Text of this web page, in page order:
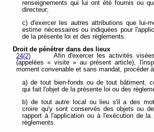
renseignements qui lui ont été fournis ou
directeur;
c) d'exercer les autres attributions que lui-
estime nécessaires ou indiquées pour
de la présente loi et des règlements.
Droit de pénétrer dans des lieux
24(2)
Afin d'exercer les activités
(appelées « visite » au présent article),
moment convenable et sans mandat, procéder
a) de tout bien-fonds ou de tout bâtiment,
qui fait l'objet de la présente loi ou des
b) de tout autre local ou lieu s'il a des
croire qu'y sont conservés des objets ou
rapport à l'application ou à l'exécution de la
règlements.